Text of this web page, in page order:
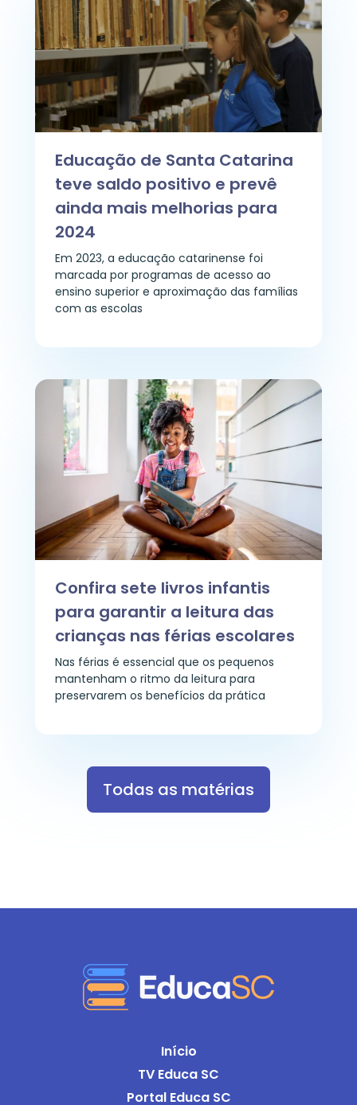
Educação de Santa Catarina
teve saldo positivo e prevê
ainda mais melhorias para
2024
Em 2023, a educação catarinense foi
marcada por programas de acesso ao
ensino superior e aproximação das famílias
com as escolas
Confira sete livros infantis
para garantir a leitura das
crianças nas férias escolares
Nas férias é essencial que os pequenos
mantenham o ritmo da leitura para
preservarem os benefícios da prática
Todas as matérias
Início
TV Educa SC
Portal Educa SC